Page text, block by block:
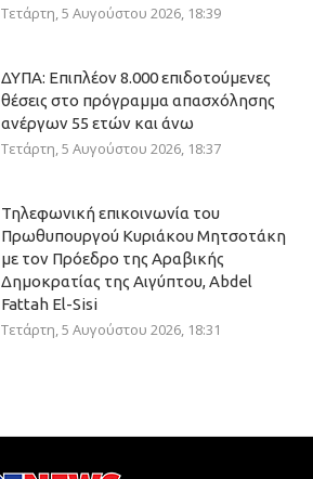
Τετάρτη, 5 Αυγούστου 2026, 18:39
ΔΥΠΑ: Επιπλέον 8.000 επιδοτούμενες
θέσεις στο πρόγραμμα απασχόλησης
ανέργων 55 ετών και άνω
Τετάρτη, 5 Αυγούστου 2026, 18:37
Τηλεφωνική επικοινωνία του
Πρωθυπουργού Κυριάκου Μητσοτάκη
με τον Πρόεδρο της Αραβικής
Δημοκρατίας της Αιγύπτου, Abdel
Fattah El-Sisi
Τετάρτη, 5 Αυγούστου 2026, 18:31